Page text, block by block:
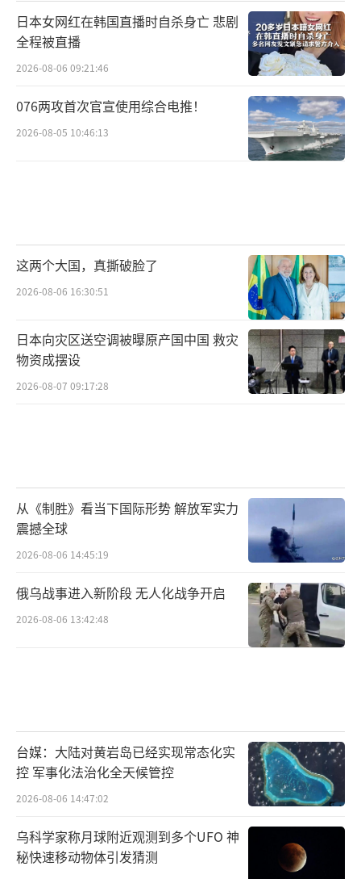
日本女网红在韩国直播时自杀身亡 悲剧
全程被直播
2026-08-06 09:21:46
076两攻首次官宣使用综合电推！
2026-08-05 10:46:13
这两个大国，真撕破脸了
2026-08-06 16:30:51
日本向灾区送空调被曝原产国中国 救灾
物资成摆设
2026-08-07 09:17:28
从《制胜》看当下国际形势 解放军实力
震撼全球
2026-08-06 14:45:19
俄乌战事进入新阶段 无人化战争开启
2026-08-06 13:42:48
台媒：大陆对黄岩岛已经实现常态化实
控 军事化法治化全天候管控
2026-08-06 14:47:02
乌科学家称月球附近观测到多个UFO 神
秘快速移动物体引发猜测